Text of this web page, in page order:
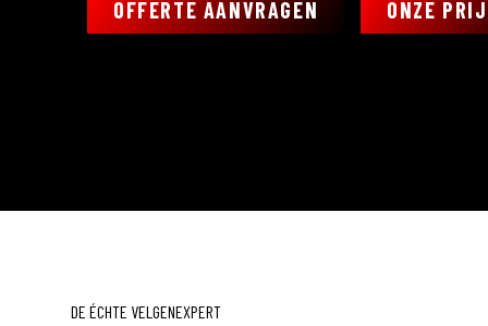
OFFERTE AANVRAGEN ONZE
DE ÉCHTE VELGENEXPERT